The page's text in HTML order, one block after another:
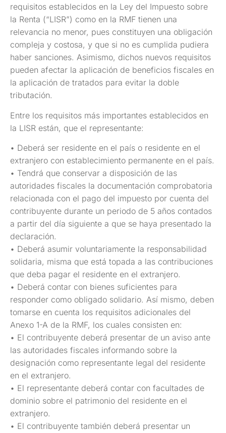
requisitos establecidos en la Ley del Impuesto sobre
la Renta (“LISR”) como en la RMF tienen una
relevancia no menor, pues constituyen una obligación
compleja y costosa, y que si no es cumplida pudiera
haber sanciones. Asimismo, dichos nuevos requisitos
pueden afectar la aplicación de beneficios fiscales en
la aplicación de tratados para evitar la doble
tributación.
Entre los requisitos más importantes establecidos en
la LISR están, que el representante:
• Deberá ser residente en el país o residente en el
extranjero con establecimiento permanente en el país.
• Tendrá que conservar a disposición de las
autoridades fiscales la documentación comprobatoria
relacionada con el pago del impuesto por cuenta del
contribuyente durante un periodo de 5 años contados
a partir del día siguiente a que se haya presentado la
declaración.
• Deberá asumir voluntariamente la responsabilidad
solidaria, misma que está topada a las contribuciones
que deba pagar el residente en el extranjero.
• Deberá contar con bienes suficientes para
responder como obligado solidario. Así mismo, deben
tomarse en cuenta los requisitos adicionales del
Anexo 1-A de la RMF, los cuales consisten en:
• El contribuyente deberá presentar de un aviso ante
las autoridades fiscales informando sobre la
designación como representante legal del residente
en el extranjero.
• El representante deberá contar con facultades de
dominio sobre el patrimonio del residente en el
extranjero.
• El contribuyente también deberá presentar un